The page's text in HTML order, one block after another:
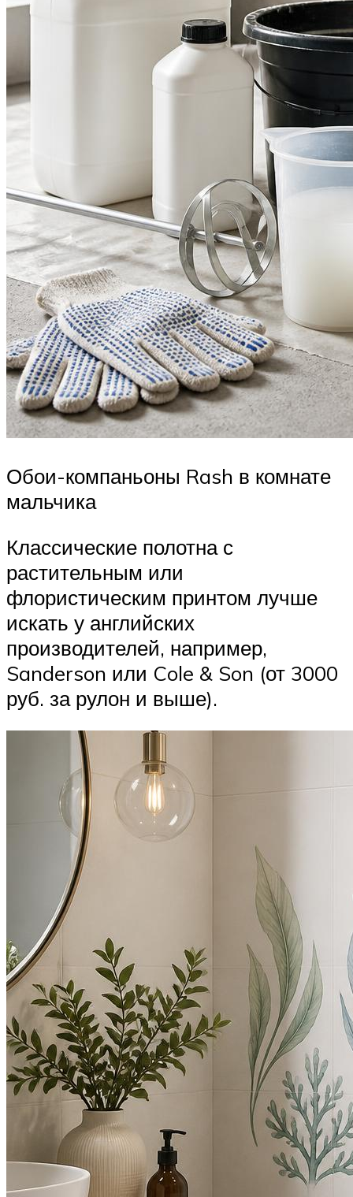
Обои-компаньоны Rash в комнате
мальчика
Классические полотна с
растительным или
флористическим принтом лучше
искать у английских
производителей, например,
Sanderson или Cole & Son (от 3000
руб. за рулон и выше).